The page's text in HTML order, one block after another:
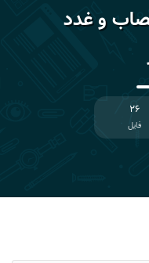
و غدد
۲۶
فایل